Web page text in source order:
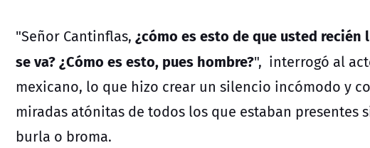
"Señor Cantinflas, ¿cómo es esto de que usted recién
se va? ¿Cómo es esto, pues hombre?", interrogó al
mexicano, lo que hizo crear un silencio incómodo y
miradas atónitas de todos los que estaban presentes
burla o broma.